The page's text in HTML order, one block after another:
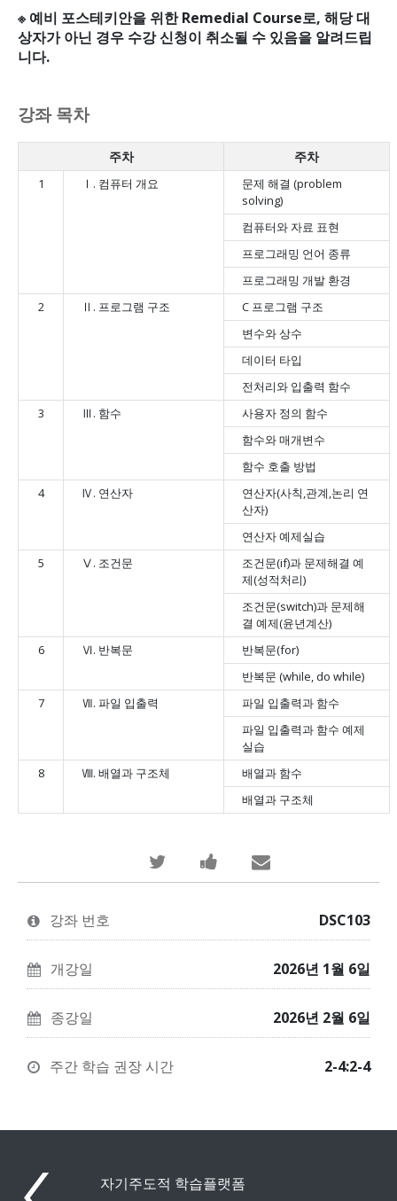
※ 예비 포스테키안을 위한 Remedial Course로, 해당 대
상자가 아닌 경우 수강 신청이 취소될 수 있음을 알려드립
니다.
강좌 목차
주차 주차
1 Ⅰ. 컴퓨터 개요
문제 해결 (problem
solving)
컴퓨터와 자료 표현
프로그래밍 언어 종류
프로그래밍 개발 환경
2
Ⅱ. 프로그램 구조
C 프로그램 구조
변수와 상수
데이터 타입
전처리와 입출력 함수
3
Ⅲ. 함수
사용자 정의 함수
함수와 매개변수
함수 호출 방법
4
Ⅳ. 연산자
연산자(사칙,관계,논리 연
산자)
연산자 예제실습
5
Ⅴ. 조건문
조건문(if)과 문제해결 예
제(성적처리)
조건문(switch)과 문제해
결 예제(윤년계산)
6
Ⅵ. 반복문
반복문(for)
반복문 (while, do while)
7
Ⅶ. 파일 입출력
파일 입출력과 함수
파일 입출력과 함수 예제
실습
8
Ⅷ. 배열과 구조체
배열과 함수
배열과 구조체
신
이
록
다
트
과
에
하
위
누
군
당
신
이
등
강좌 번호 DSC103
개강일 2026년 1월 6일
종강일 2026년 2월 6일
주간 학습 권장 시간 2-4:2-4
자기주도적 학습플랫폼